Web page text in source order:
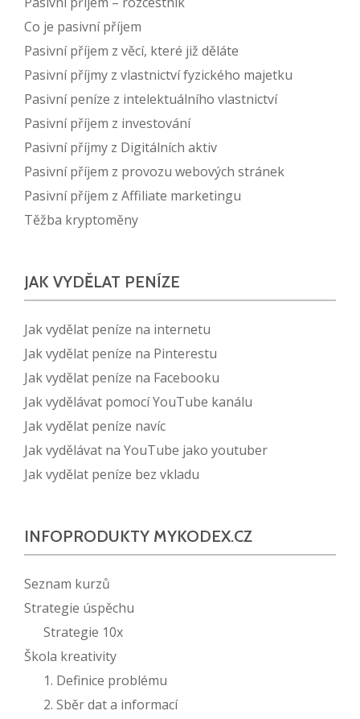
Co je pasivní příjem
Pasivní příjem z věcí, které již děláte
Pasivní příjmy z vlastnictví fyzického majetku
Pasivní peníze z intelektuálního vlastnictví
Pasivní příjem z investování
Pasivní příjmy z Digitálních aktiv
Pasivní příjem z provozu webových stránek
Pasivní příjem z Affiliate marketingu
Těžba kryptoměny
JAK VYDĚLAT PENÍZE
Jak vydělat peníze na internetu
Jak vydělat peníze na Pinterestu
Jak vydělat peníze na Facebooku
Jak vydělávat pomocí YouTube kanálu
Jak vydělat peníze navíc
Jak vydělávat na YouTube jako youtuber
Jak vydělat peníze bez vkladu
INFOPRODUKTY MYKODEX.CZ
Seznam kurzů
Strategie úspěchu
Strategie 10x
Škola kreativity
1. Definice problému
2. Sběr dat a informací